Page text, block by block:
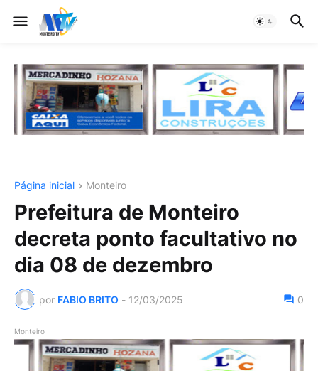
Página inicial Monteiro
Prefeitura de Monteiro
decreta ponto facultativo no
dia 08 de dezembro
por FABIO BRITO - 12/03/2025 0
Monteiro